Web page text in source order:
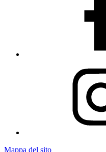
Mappa del sito